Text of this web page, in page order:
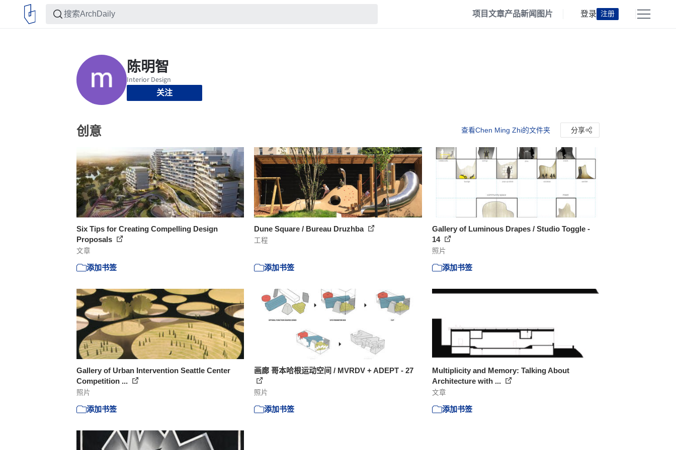
项目文章产品新闻 图片 登录 注册
关注
创意 查看Chen Ming Zhi的文件夹 分享
Six Tips for Creating Compelling Design
Proposals
文章
添加书签
Dune Square / Bureau Druzhba
工程
添加书签
Gallery of Luminous Drapes / Studio Toggle -
14
照片
添加书签
Gallery of Urban Intervention Seattle Center
Competition ...
照片
添加书签
画廊 哥本哈根运动空间 / MVRDV + ADEPT - 27
照片
添加书签
Multiplicity and Memory: Talking About
Architecture with ...
文章
添加书签